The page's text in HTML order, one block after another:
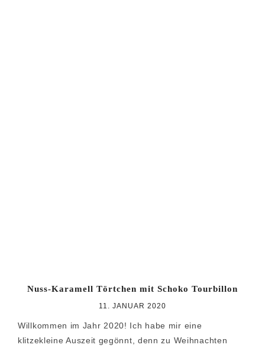
Nuss-Karamell Törtchen mit Schoko Tourbillon
11. JANUAR 2020
Willkommen im Jahr 2020! Ich habe mir eine
klitzekleine Auszeit gegönnt, denn zu Weihnachten